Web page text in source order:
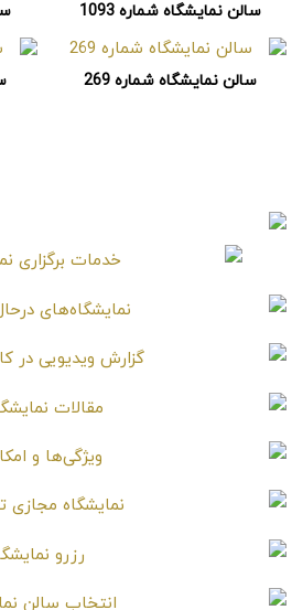
سالن نمایشگاه شماره 1093
سالن نمایشگاه شماره 269